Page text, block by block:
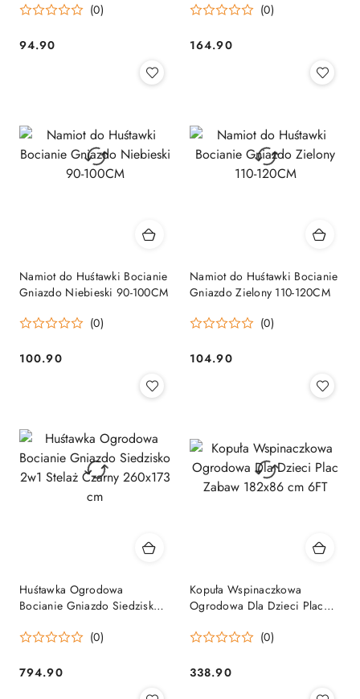
(0)
Cena:
94.90
(0)
Cena:
164.90
Namiot do Huśtawki Bocianie
Gniazdo Niebieski 90-100CM
(0)
Cena:
100.90
Namiot do Huśtawki Bocianie
Gniazdo Zielony 110-120CM
(0)
Cena:
104.90
Huśtawka Ogrodowa
Bocianie Gniazdo Siedzisko
cm
(0)
Cena:
794.90
Kopuła Wspinaczkowa
Ogrodowa Dla Dzieci Plac
(0)
Cena:
338.90